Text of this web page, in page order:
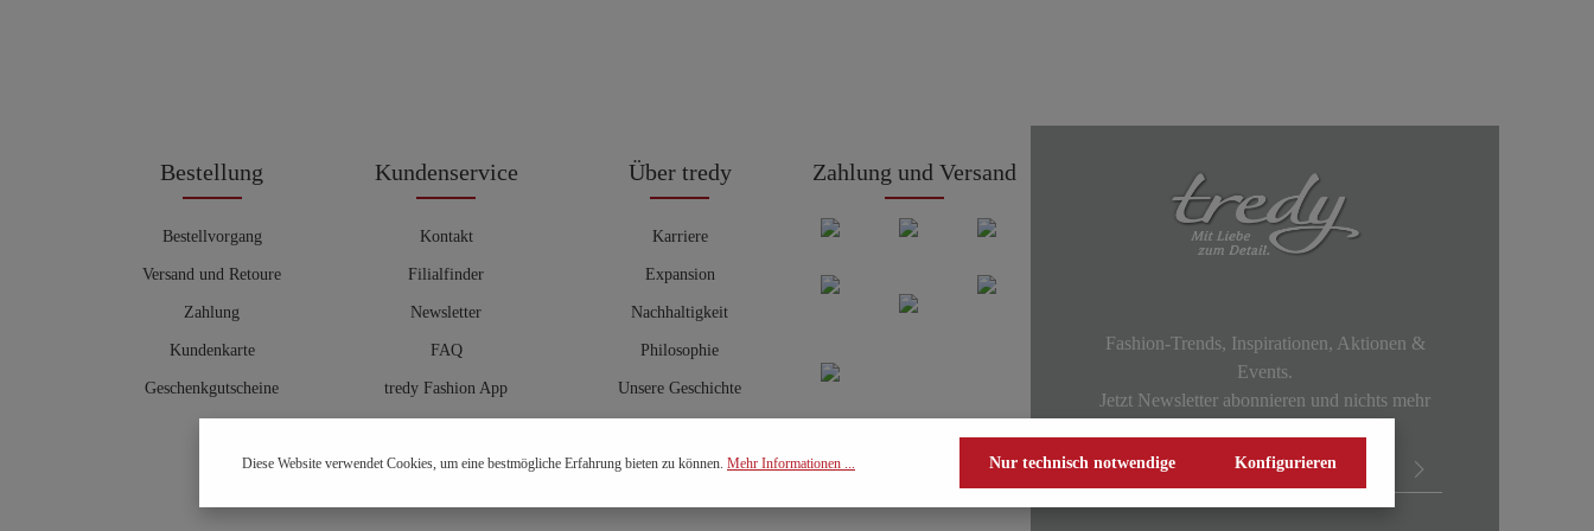
Bestellung
Bestellvorgang
Versand und Retoure
Zahlung
Kundenkarte
Geschenkgutscheine
Kundenservice
Kontakt
Filialfinder
Newsletter
FAQ
tredy Fashion App
Hosenberater
Über tredy
Karriere
Expansion
Nachhaltigkeit
Philosophie
Unsere Geschichte
Zahlung und Versand
Fashion-Trends, Inspirationen, Aktionen &
Events.
Jetzt Newsletter abonnieren und nichts mehr
Diese Website verwendet Cookies, um eine bestmögliche Erfahrung bieten zu können. Mehr Informationen ... Nur technisch notwendige Konfigurieren